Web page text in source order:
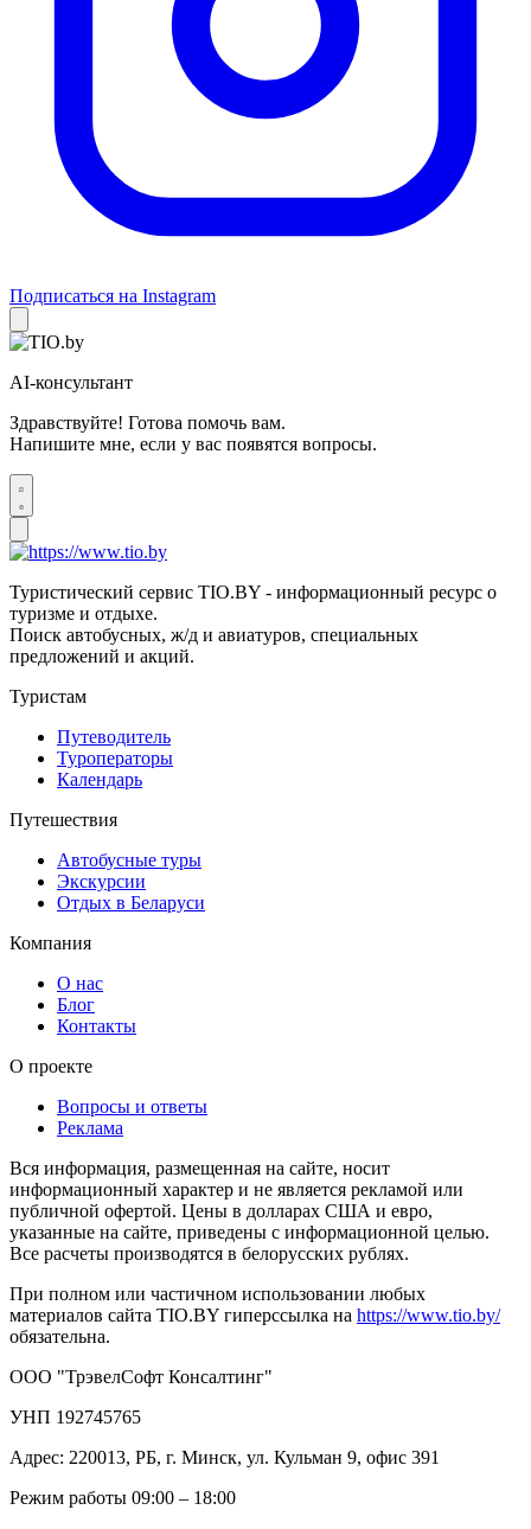
Подписаться на Instagram
AI-консультант
Здравствуйте! Готова помочь вам.
Напишите мне, если у вас появятся вопросы.
Туристический сервис TIO.BY - информационный ресурс о
туризме и отдыхе.
Поиск автобусных, ж/д и авиатуров, специальных
предложений и акций.
Туристам
Путеводитель
Туроператоры
Календарь
Путешествия
Автобусные туры
Экскурсии
Отдых в Беларуси
Компания
О нас
Блог
Контакты
О проекте
Вопросы и ответы
Реклама
Вся информация, размещенная на сайте, носит
информационный характер и не является рекламой или
публичной офертой. Цены в долларах США и евро,
указанные на сайте, приведены с информационной целью.
Все расчеты производятся в белорусских рублях.
При полном или частичном использовании любых
материалов сайта TIO.BY гиперссылка на https://www.tio.by/
обязательна.
ООО "ТрэвелСофт Консалтинг"
УНП 192745765
Адрес: 220013, РБ, г. Минск, ул. Кульман 9, офис 391
Режим работы 09:00 – 18:00